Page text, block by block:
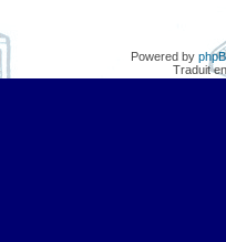
Powered by
Traduit